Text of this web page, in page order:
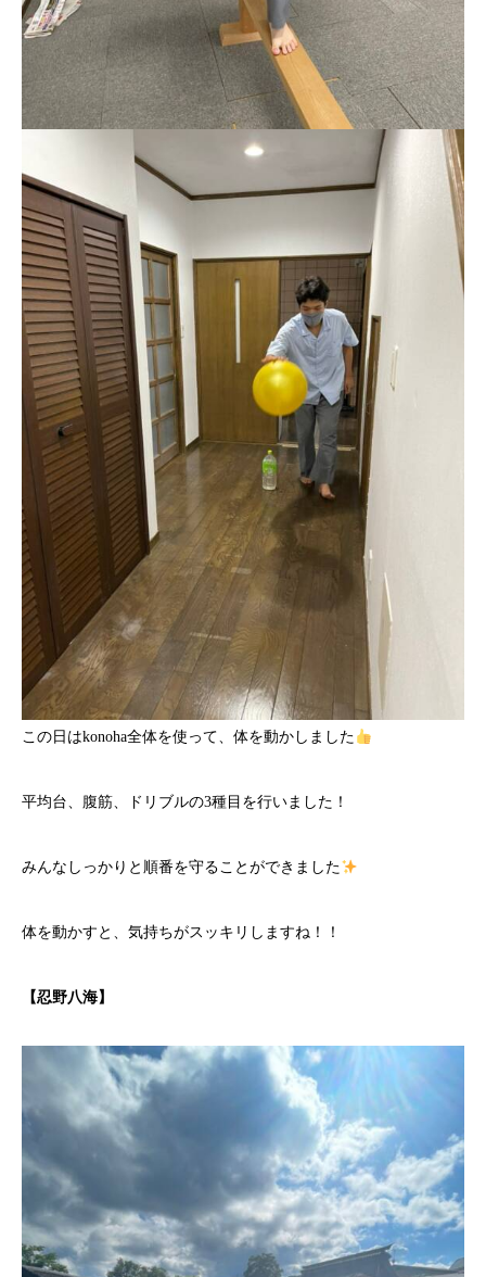
この日はkonoha全体を使って、体を動かしました
平均台、腹筋、ドリブルの3種目を行いました！
みんなしっかりと順番を守ることができました
体を動かすと、気持ちがスッキリしますね！！
【忍野八海】